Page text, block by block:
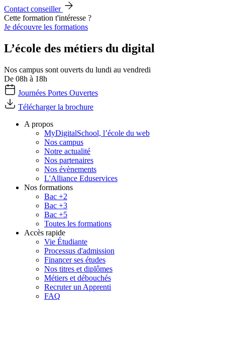
Contact conseiller
Cette formation t'intéresse ?
Je découvre les formations
L’école des métiers du digital
Nos campus sont ouverts du lundi au vendredi
De 08h à 18h
Journées Portes Ouvertes
Télécharger la brochure
A propos
MyDigitalSchool, l’école du web
Nos campus
Notre actualité
Nos partenaires
Nos évènements
L'Alliance Eduservices
Nos formations
Bac +2
Bac +3
Bac +5
Toutes les formations
Accès rapide
Vie Étudiante
Processus d'admission
Financer ses études
Nos titres et diplômes
Métiers et débouchés
Recruter un Apprenti
FAQ